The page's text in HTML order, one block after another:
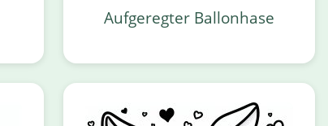
Aufgeregter Ballonhase